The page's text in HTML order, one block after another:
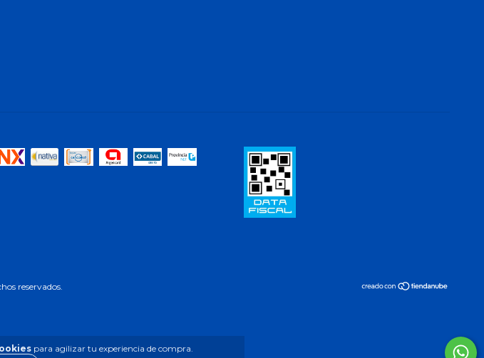
para agilizar tu experiencia de compra.
reservados.